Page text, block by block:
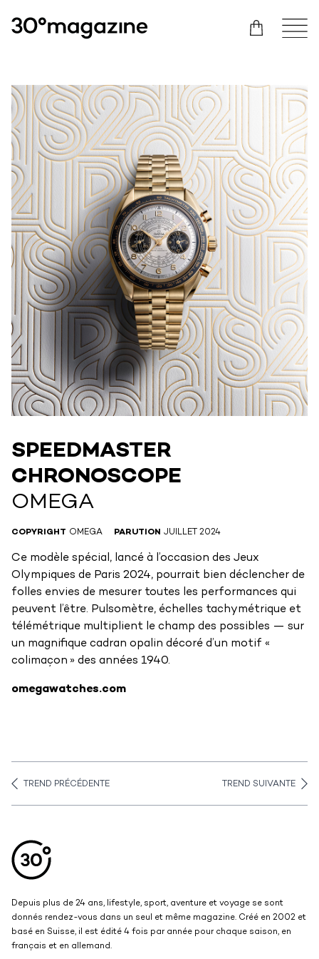
SPEEDMASTER
CHRONOSCOPE
OMEGA
COPYRIGHT OMEGA PARUTION JUILLET 2024
Ce modèle spécial, lancé à l’occasion des Jeux
Olympiques de Paris 2024, pourrait bien déclencher de
folles envies de mesurer toutes les performances qui
peuvent l’être. Pulsomètre, échelles tachymétrique et
télémétrique multiplient le champ des possibles — sur
un magnifique cadran opalin décoré d’un motif «
colimaçon » des années 1940.
omegawatches.com
TREND PRÉCÉDENTE TREND SUIVANTE
Depuis plus de 24 ans, lifestyle, sport, aventure et voyage se sont
donnés rendez-vous dans un seul et même magazine. Créé en 2002 et
basé en Suisse, il est édité 4 fois par année pour chaque saison, en
français et en allemand.